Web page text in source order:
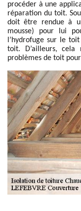
procéder à une
réparation du toit.
doit être rendue à
mousse) pour lui
l’hydrofuge sur le
toit. D’ailleurs,
problèmes de toit